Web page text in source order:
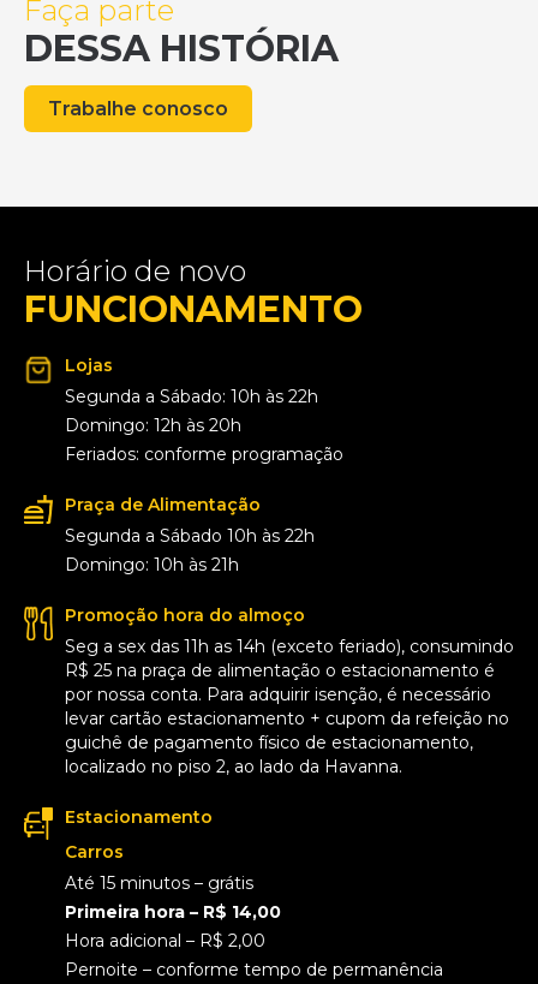
Faça parte
DESSA HISTÓRIA
Trabalhe conosco
Horário de novo
FUNCIONAMENTO
Lojas
Segunda a Sábado: 10h às 22h
Domingo: 12h às 20h
Feriados: conforme programação
Praça de Alimentação
Segunda a Sábado 10h às 22h
Domingo: 10h às 21h
Promoção hora do almoço
Seg a sex das 11h as 14h (exceto feriado), consumindo
R$ 25 na praça de alimentação o estacionamento é
por nossa conta. Para adquirir isenção, é necessário
levar cartão estacionamento + cupom da refeição no
guichê de pagamento físico de estacionamento,
localizado no piso 2, ao lado da Havanna.
Estacionamento
Carros
Até 15 minutos – grátis
Primeira hora – R$ 14,00
Hora adicional – R$ 2,00
Pernoite – conforme tempo de permanência